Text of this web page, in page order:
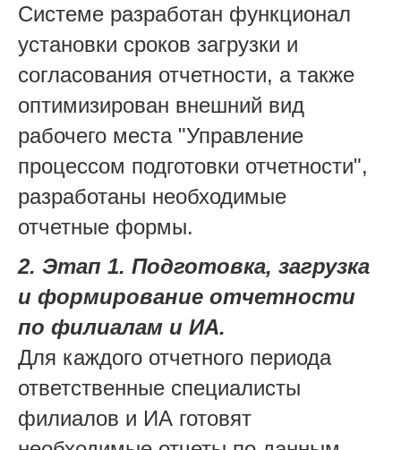
Системе разработан функционал
установки сроков загрузки и
согласования отчетности, а также
оптимизирован внешний вид
рабочего места "Управление
процессом подготовки отчетности",
разработаны необходимые
отчетные формы.
2. Этап 1. Подготовка, загрузка
и формирование отчетности
по филиалам и ИА.
Для каждого отчетного периода
ответственные специалисты
филиалов и ИА готовят